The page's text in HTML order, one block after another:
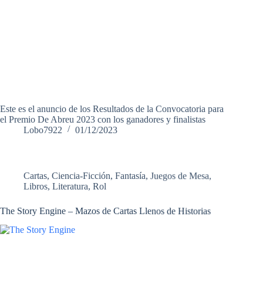
Este es el anuncio de los Resultados de la Convocatoria para
el Premio De Abreu 2023 con los ganadores y finalistas
Lobo7922
01/12/2023
Cartas, Ciencia-Ficción, Fantasía, Juegos de Mesa,
Libros, Literatura, Rol
The Story Engine – Mazos de Cartas Llenos de Historias